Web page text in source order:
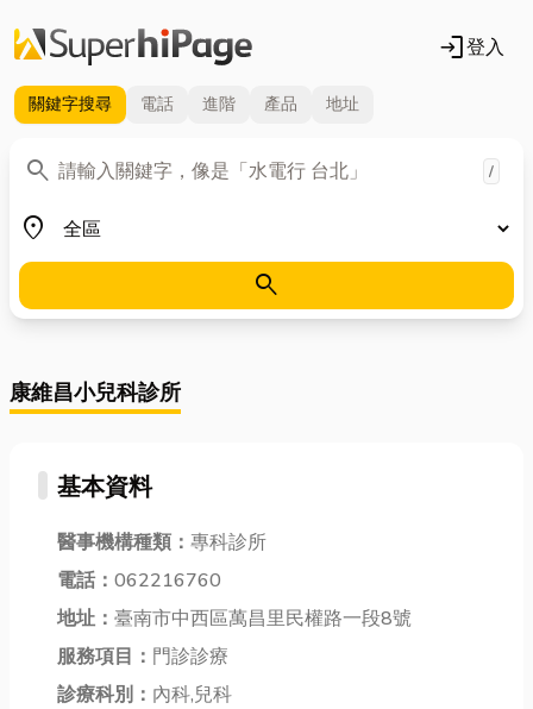
login登入
關鍵字搜尋 電話 進階 產品 地址
search
關鍵字 /
place
地區
search
康維昌小兒科診所
基本資料
醫事機構種類： 專科診所
電話： 062216760
地址： 臺南市中西區萬昌里民權路一段8號
服務項目： 門診診療
診療科別： 內科,兒科